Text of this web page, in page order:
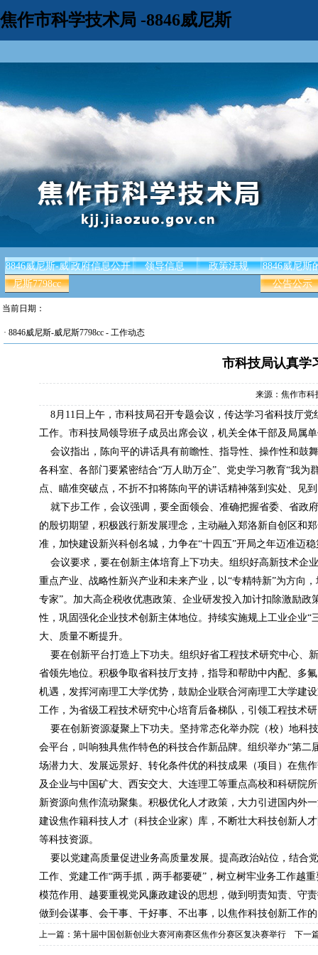
焦作市科学技术局 -8846威尼斯
8846威尼斯-威
尼斯7798cc
政府信息公开 领导信息 政策法规
8846威尼斯
公告公示
当前日期：
· 8846威尼斯-威尼斯7798cc - 工作动态
市科技局认真学
来源：焦作市
8月11日上午，市科技局召开专题会议，传达学习省科技厅
工作。市科技局领导班子成员出席会议，机关全体干部及局属
会议指出，陈向平的讲话具有前瞻性、指导性、操作性和鼓
各科室、各部门要紧密结合“万人助万企”、党史学习教育“我
点、瞄准突破点，不折不扣将陈向平的讲话精神落到实处、见
就下步工作，会议强调，要全面领会、准确把握省委、省政
的殷切期望，积极践行新发展理念，主动融入郑洛新自创区和
准，加快建设新兴科创名城，力争在“十四五”开局之年迈准迈
会议要求，要在创新主体培育上下功夫。组织好高新技术企
重点产业、战略性新兴产业和未来产业，以“专精特新”为方向
专家”。加大高企税收优惠政策、企业研发投入加计扣除激励
性，巩固强化企业技术创新主体地位。持续实施规上工业企业
大、质量不断提升。
要在创新平台打造上下功夫。组织好省工程技术研究中心、
省领先地位。积极争取省科技厅支持，指导和帮助中内配、多
机遇，发挥河南理工大学优势，鼓励企业联合河南理工大学建
工作，为省级工程技术研究中心培育后备梯队，引领工程技术
要在创新资源凝聚上下功夫。坚持常态化举办院（校）地科
会平台，叫响独具焦作特色的科技合作新品牌。组织举办“第
场潜力大、发展远景好、转化条件优的科技成果（项目）在焦
及企业与中国矿大、西安交大、大连理工等重点高校和科研院
新资源向焦作流动聚集。积极优化人才政策，大力引进国内外
建设焦作籍科技人才（科技企业家）库，不断壮大科技创新人
等科技资源。
要以党建高质量促进业务高质量发展。提高政治站位，结合
工作、党建工作“两手抓，两手都要硬”，树立树牢业务工作越
模范作用、越要重视党风廉政建设的思想，做到明责知责、守
做到会谋事、会干事、干好事、不出事，以焦作科技创新工作
上一篇： 第十届中国创新创业大赛河南赛区焦作分赛区复决赛举行 下一